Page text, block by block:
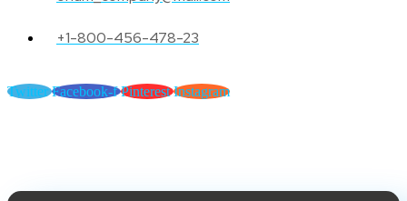
+1-800-456-478-23
Twitter Facebook-f Pinterest Instagram